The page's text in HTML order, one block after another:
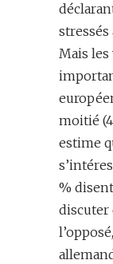
stressés
Mais
moitié
estime
%
discuter